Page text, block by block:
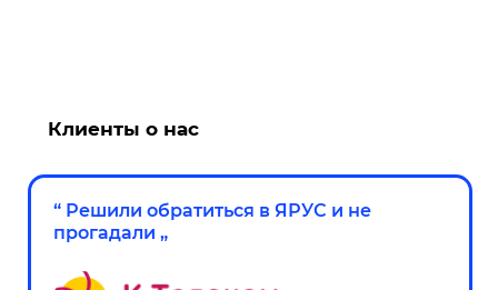
Клиенты о нас
“ Решили обратиться в ЯРУС и не
прогадали„